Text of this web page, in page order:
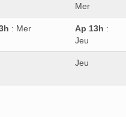
Mer
: Mer Ap 13h :
Jeu
Jeu